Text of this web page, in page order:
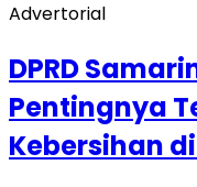
Advertorial
DPRD
Pentingnya
Kebersihan